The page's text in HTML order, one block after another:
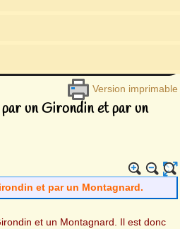
Version imprimable
un Girondin et par un
et par un Montagnard.
et un Montagnard. Il est donc